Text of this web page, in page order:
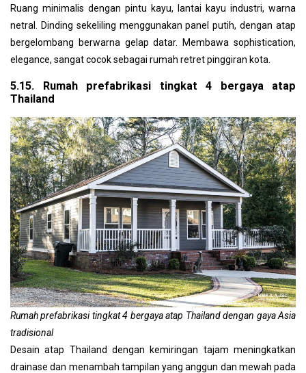
Ruang minimalis dengan pintu kayu, lantai kayu industri, warna
netral. Dinding sekeliling menggunakan panel putih, dengan atap
bergelombang berwarna gelap datar. Membawa sophistication,
elegance, sangat cocok sebagai rumah retret pinggiran kota.
5.15. Rumah prefabrikasi tingkat 4 bergaya atap
Thailand
Rumah prefabrikasi tingkat 4 bergaya atap Thailand dengan gaya Asia
tradisional
Desain atap Thailand dengan kemiringan tajam meningkatkan
drainase dan menambah tampilan yang anggun dan mewah pada